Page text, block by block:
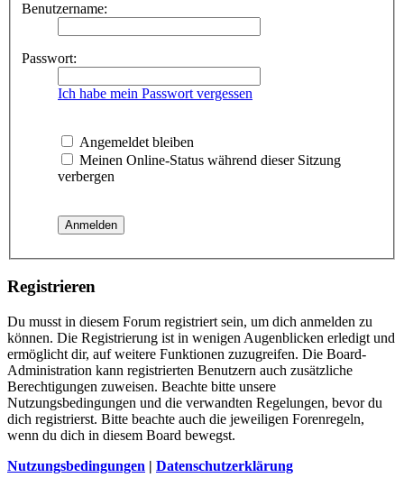
Benutzername:
Passwort:
Ich habe mein Passwort vergessen
Angemeldet bleiben
Meinen Online-Status während dieser Sitzung
verbergen
Registrieren
Du musst in diesem Forum registriert sein, um dich anmelden zu
können. Die Registrierung ist in wenigen Augenblicken erledigt und
ermöglicht dir, auf weitere Funktionen zuzugreifen. Die Board-
Administration kann registrierten Benutzern auch zusätzliche
Berechtigungen zuweisen. Beachte bitte unsere
Nutzungsbedingungen und die verwandten Regelungen, bevor du
dich registrierst. Bitte beachte auch die jeweiligen Forenregeln,
wenn du dich in diesem Board bewegst.
Nutzungsbedingungen | Datenschutzerklärung